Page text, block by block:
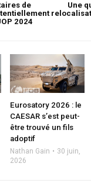
de
2024
Une
Eurosatory 2026 : le
CAESAR s’est peut-
être trouvé un fils
adoptif
Nathan Gain
30 juin,
2026